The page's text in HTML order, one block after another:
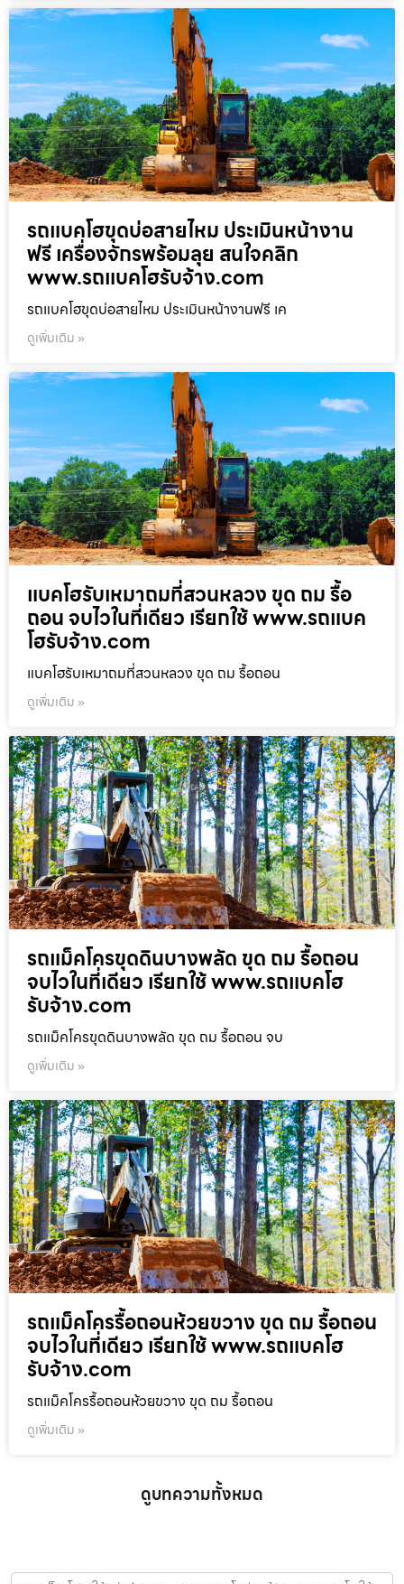
รถแบคโฮขุดบ่อสายไหม ประเมินหน้างาน
ฟรี เครื่องจักรพร้อมลุย สนใจคลิก
www.รถแบคโฮรับจ้าง.com
รถแบคโฮขุดบ่อสายไหม ประเมินหน้างานฟรี เค
ดูเพิ่มเติม »
แบคโฮรับเหมาถมที่สวนหลวง ขุด ถม รื้อ
ถอน จบไวในที่เดียว เรียกใช้ www.รถแบค
โฮรับจ้าง.com
แบคโฮรับเหมาถมที่สวนหลวง ขุด ถม รื้อถอน
ดูเพิ่มเติม »
รถแม็คโครขุดดินบางพลัด ขุด ถม รื้อถอน
จบไวในที่เดียว เรียกใช้ www.รถแบคโฮ
รับจ้าง.com
รถแม็คโครขุดดินบางพลัด ขุด ถม รื้อถอน จบ
ดูเพิ่มเติม »
รถแม็คโครรื้อถอนห้วยขวาง ขุด ถม รื้อถอน
จบไวในที่เดียว เรียกใช้ www.รถแบคโฮ
รับจ้าง.com
รถแม็คโครรื้อถอนห้วยขวาง ขุด ถม รื้อถอน
ดูเพิ่มเติม »
ดูบทความทั้งหมด